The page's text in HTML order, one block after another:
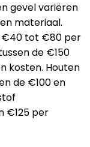
gevel variëren
materiaal.
€40 tot €80 per
de €150
kosten. Houten
de €100 en
€125 per